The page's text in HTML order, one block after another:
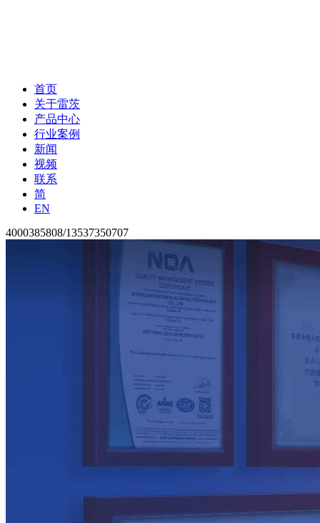
首页
关于雷茨
产品中心
行业案例
新闻
视频
联系
简
EN
4000385808/13537350707